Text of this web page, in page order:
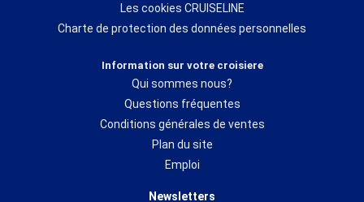
Les cookies CRUISELINE
Charte de protection des données personnelles
Information sur votre croisiere
Qui sommes nous?
Questions fréquentes
Conditions générales de ventes
Plan du site
Emploi
Newsletters